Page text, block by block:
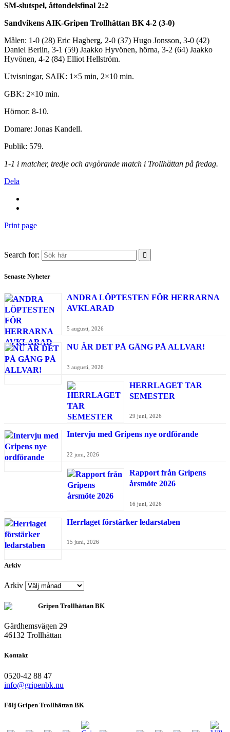
SM-slutspel, åttondelsfinal 2:2
Sandvikens AIK-Gripen Trollhättan BK 4-2 (3-0)
Målen: 1-0 (28) Eric Hagberg, 2-0 (37) Hugo Jonsson, 3-0 (42)
Daniel Berlin, 3-1 (59) Jaakko Hyvönen, hörna, 3-2 (64) Jaakko
Hyvönen, 4-2 (84) Elliot Hellström.
Utvisningar, SAIK: 1×5 min, 2×10 min.
GBK: 2×10 min.
Hörnor: 8-10.
Domare: Jonas Kandell.
Publik: 579.
1-1 i matcher, tredje och avgörande match i Trollhättan på fredag.
Dela
Print page
Search for:
Senaste Nyheter
ANDRA LÖPTESTEN FÖR HERRARNA
AVKLARAD
5 augusti, 2026
NU ÄR DET PÅ GÅNG PÅ ALLVAR!
3 augusti, 2026
HERRLAGET TAR
SEMESTER
29 juni, 2026
Intervju med Gripens nye ordförande
22 juni, 2026
Rapport från Gripens
årsmöte 2026
16 juni, 2026
Herrlaget förstärker ledarstaben
15 juni, 2026
Arkiv
Arkiv
Gripen Trollhättan BK
Gärdhemsvägen 29
46132 Trollhättan
Kontakt
0520-42 88 47
info@gripenbk.nu
Följ Gripen Trollhättan BK